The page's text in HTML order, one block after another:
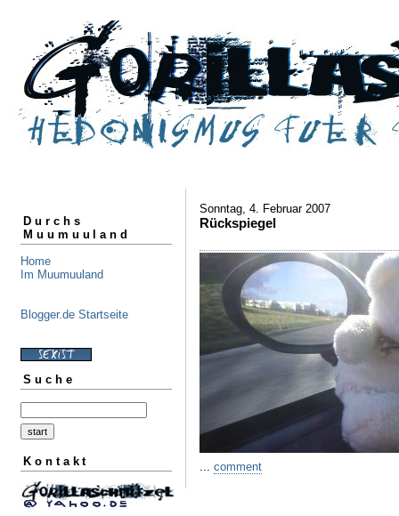
Durchs
Muumuuland
Home
Im Muumuuland
Blogger.de Startseite
Suche
Kontakt
Sonntag, 4. Februar 2007
Rückspiegel
... comment